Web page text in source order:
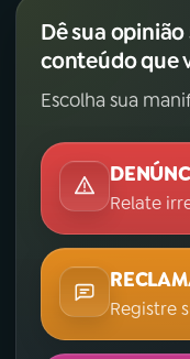
Dê sua
conteúdo que
Escolha sua
Relate
Registre